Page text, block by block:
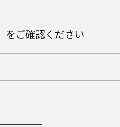
をご確認ください